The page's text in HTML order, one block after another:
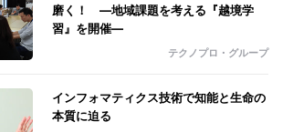
磨く！ ―地域課題を考える『越境学
習』を開催―
テクノプロ・グループ
インフォマティクス技術で知能と生命の
本質に迫る